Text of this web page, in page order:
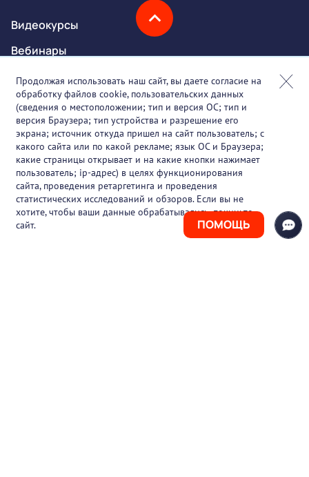
ПОМОЩЬ
Видеокурсы
Вебинары
Онлайн-события
Партнеры
О проекте
Вакансии
Блог
Контакты
Продолжая использовать наш сайт, вы даете согласие на
обработку файлов cookie, пользовательских данных
(сведения о местоположении; тип и версия ОС; тип и
версия Браузера; тип устройства и разрешение его
экрана; источник откуда пришел на сайт пользователь; с
какого сайта или по какой рекламе; язык ОС и Браузера;
какие страницы открывает и на какие кнопки нажимает
пользователь; ip-адрес) в целях функционирования
сайта, проведения ретаргетинга и проведения
статистических исследований и обзоров. Если вы не
хотите, чтобы ваши данные обрабатывались, покиньте
сайт.